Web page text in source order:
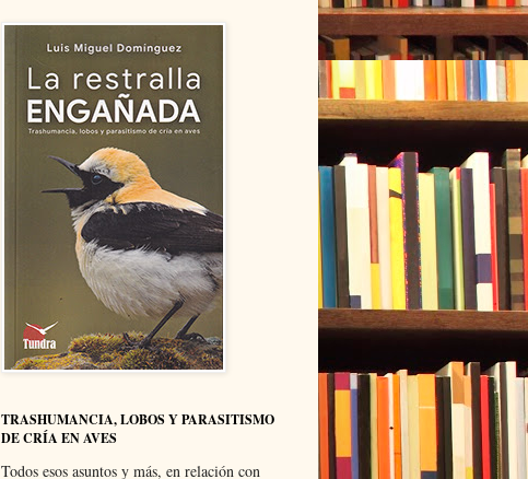
TRASHUMANCIA, LOBOS Y PARASITISMO
DE CRÍA EN AVES
Todos esos asuntos y más, en relación con